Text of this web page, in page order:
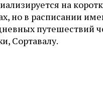
на
но в расписании
путешествий
Сортавалу.